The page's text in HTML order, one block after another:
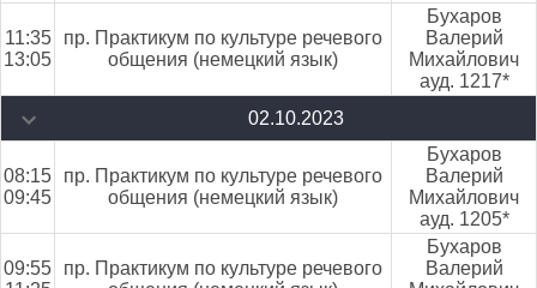
11:35
13:05
пр. Практикум по культуре речевого
общения (немецкий язык)
Бухаров
Валерий
Михайлович
ауд. 1217*
02.10.2023
08:15
09:45
пр. Практикум по культуре речевого
общения (немецкий язык)
Бухаров
Валерий
Михайлович
ауд. 1205*
09:55
пр. Практикум по культуре речевого
Бухаров
Валерий